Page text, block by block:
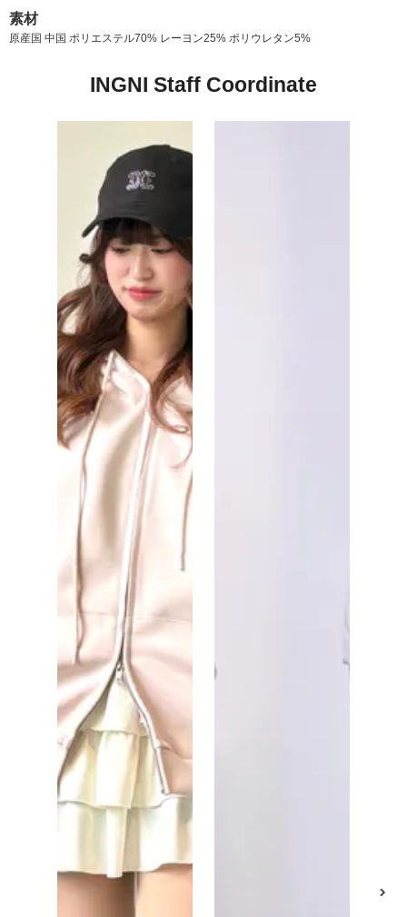
素材
原産国 中国 ポリエステル70% レーヨン25% ポリウレタン5%
INGNI Staff Coordinate